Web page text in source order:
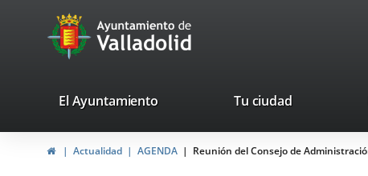
Portal
Web
Ayuntamiento
de
valladolid.es
El Ayuntamiento Tu ciudad
HomeActualidad AGENDA Reunión del Consejo de